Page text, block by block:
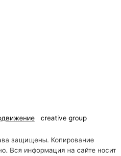
creative group
защищены. Копирование
Вся информация на сайте носит